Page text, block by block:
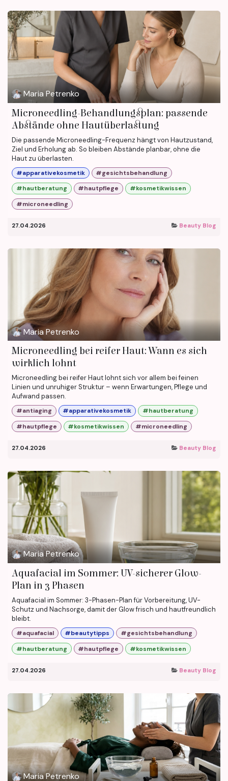
Maria Petrenko
Microneedling-Behandlungsplan: passende
Abstände ohne Hautüberlastung
Die passende Microneedling-Frequenz hängt von Hautzustand,
Ziel und Erholung ab. So bleiben Abstände planbar, ohne die
Haut zu überlasten.
#apparativekosmetik
#gesichtsbehandlung
#hautberatung
#hautpflege
#kosmetikwissen
#microneedling
27.04.2026 Beauty Blog
Maria Petrenko
Microneedling bei reifer Haut: Wann es sich
wirklich lohnt
Microneedling bei reifer Haut lohnt sich vor allem bei feinen
Linien und unruhiger Struktur – wenn Erwartungen, Pflege und
Aufwand passen.
#antiaging #apparativekosmetik
#hautberatung
#hautpflege
#kosmetikwissen #microneedling
27.04.2026 Beauty Blog
Maria Petrenko
Aquafacial im Sommer: UV-sicherer Glow-
Plan in 3 Phasen
Aquafacial im Sommer: 3-Phasen-Plan für Vorbereitung, UV-
Schutz und Nachsorge, damit der Glow frisch und hautfreundlich
bleibt.
#aquafacial #beautytipps
#gesichtsbehandlung
#hautberatung
#hautpflege #kosmetikwissen
27.04.2026 Beauty Blog
Maria Petrenko